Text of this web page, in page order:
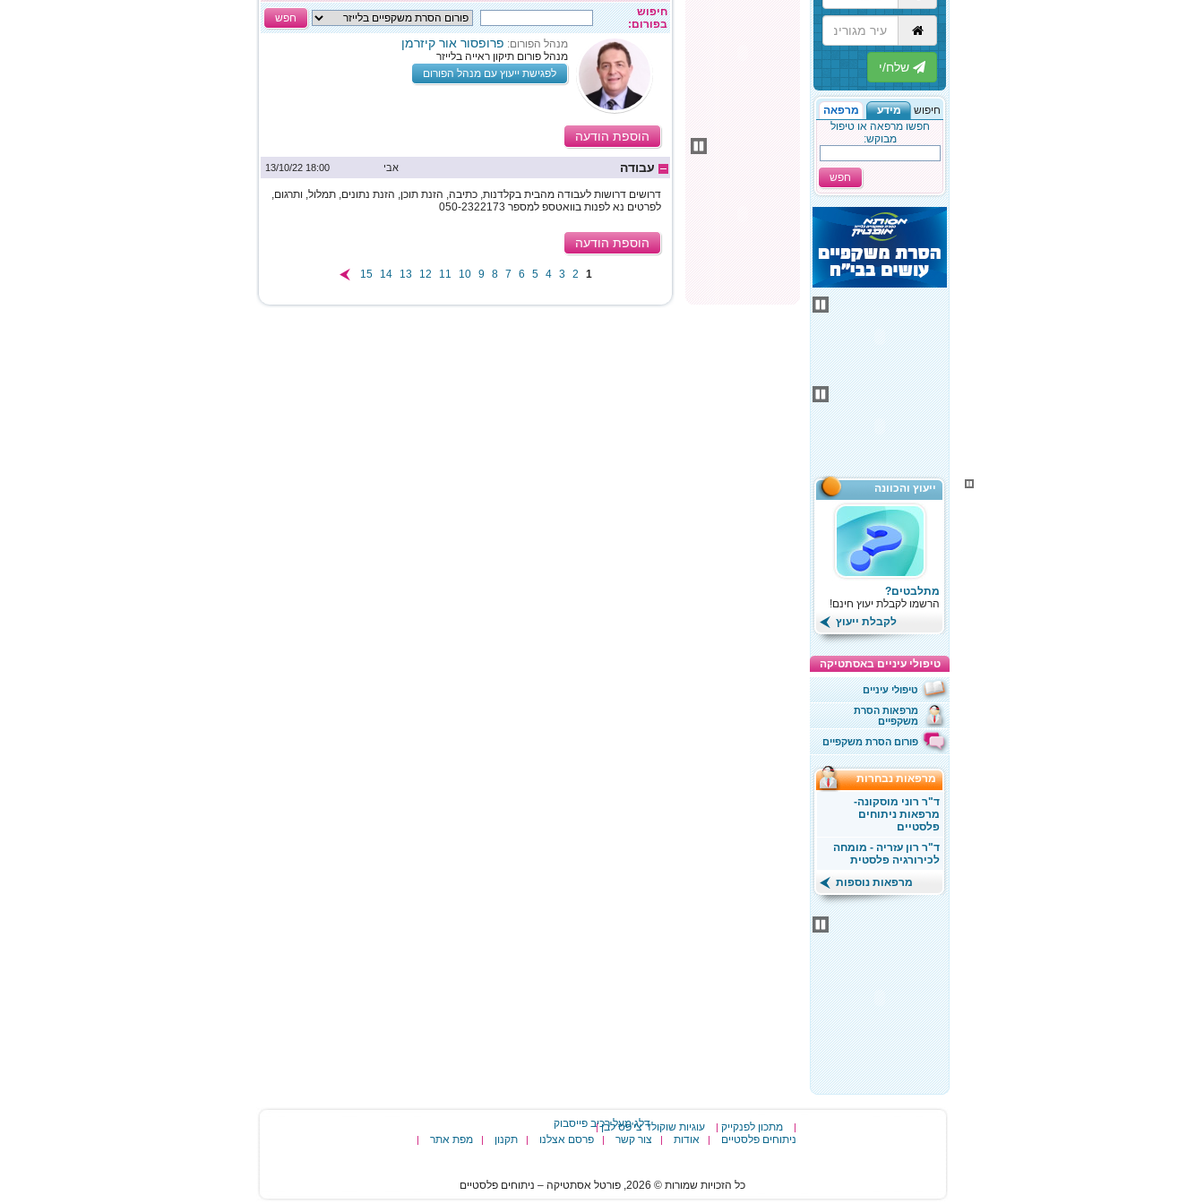
הבא
חיפוש מידע
מרפאה
חפשו מרפאה או טיפול
מבוקש:
חפש
ייעוץ והכוונה
מתלבטים?
הרשמו לקבלת יעוץ חינם!
לקבלת ייעוץ
טיפולי עיניים באסתטיקה
טיפולי עיניים
מרפאות הסרת
משקפיים
פורום הסרת משקפיים
מרפאות נבחרות
ד"ר רוני מוסקונה-
מרפאות ניתוחים
פלסטיים
ד"ר רון עזריה - מומחה
לכירורגיה פלסטית
מרפאות נוספות
חפש
חיפוש
בפורום:
מנהל הפורום: פרופסור אור קיזרמן
מנהל פורום תיקון ראייה בלייזר
לפגישת ייעוץ עם מנהל הפורום
הוספת הודעה
18:00 13/10/22 אבי עבודה
דרושים דרושות לעבודה מהבית בקלדנות, כתיבה, הזנת תוכן, הזנת נתונים, תמלול, ותרגום,
לפרטים נא לפנות בוואטספ למספר 050-2322173
הוספת הודעה
1
2
3
4
5
6
7
8
9
10
11
12
13
14
15
דלג מעל רכיב פייסבוק | מתכון לפנקייק | עוגיות שוקולד צי'פס לבן |
ניתוחים פלסטיים | אודות | צור קשר | פרסם אצלנו | תקנון | מפת אתר |
כל הזכויות שמורות © 2026, פורטל אסתטיקה – ניתוחים פלסטיים